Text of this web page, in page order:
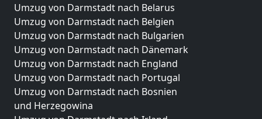
Umzug von Darmstadt nach Belarus
Umzug von Darmstadt nach Belgien
Umzug von Darmstadt nach Bulgarien
Umzug von Darmstadt nach Dänemark
Umzug von Darmstadt nach England
Umzug von Darmstadt nach Portugal
Umzug von Darmstadt nach Bosnien
und Herzegowina